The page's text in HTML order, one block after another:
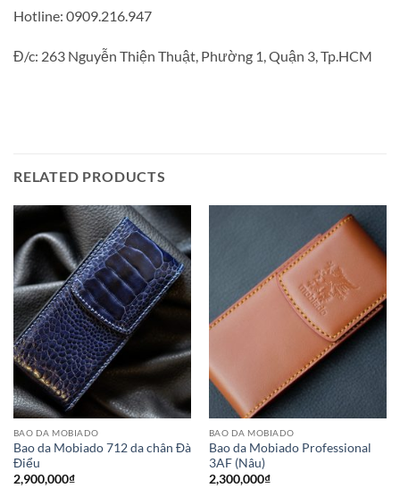
Hotline: 0909.216.947
Đ/c: 263 Nguyễn Thiện Thuật, Phường 1, Quận 3, Tp.HCM
RELATED PRODUCTS
BAO DA MOBIADO
Bao da Mobiado 712 da chân Đà
Điểu
2,900,000₫
BAO DA MOBIADO
Bao da Mobiado Professional
3AF (Nâu)
2,300,000₫